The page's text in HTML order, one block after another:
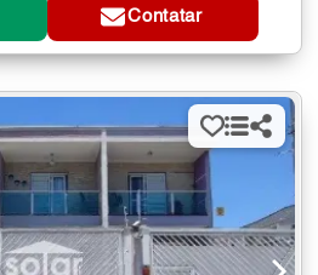
Contatar